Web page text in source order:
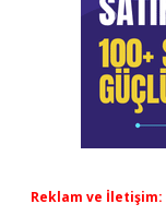
Reklam ve İletişim: